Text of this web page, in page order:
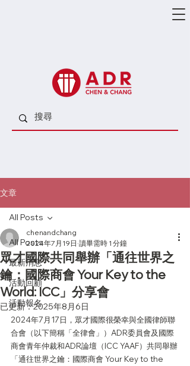
文章
All Posts
最新消息
活動回顧
活動報名
All Posts
眾才國際共同舉辦「通往世界之
鑰：國際商會 Your Key to the
World: ICC」分享會
chenandchang
2024年7月19日 讀畢需時 1 分鐘
已更新：2025年8月6日
2024年7月17日，眾才國際很榮幸與全國律師聯
合會（以下簡稱「全律會」）ADR委員會及國際
商會青年仲裁和ADR論壇（ICC YAAF）共同舉辦
「通往世界之鑰：國際商會 Your Key to the